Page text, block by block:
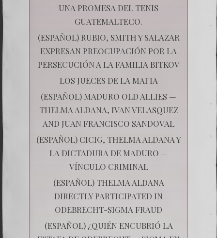
UNA PROMESA DEL TENIS
GUATEMALTECO.
(ESPAÑOL) RUBIO, SMITH Y SALAZAR
EXPRESAN PREOCUPACIÓN POR LA
PERSECUCIÓN A LA FAMILIA BITKOV
LOS JUECES DE LA MAFIA
(ESPAÑOL) MADURO OLD ALLIES —
THELMA ALDANA, IVAN VELASQUEZ
AND JUAN FRANCISCO SANDOVAL
(ESPAÑOL) CICIG, THELMA ALDANA Y
LA DICTADURA DE MADURO —
VÍNCULO CRIMINAL
(ESPAÑOL) THELMA ALDANA
DIRECTLY PARTICIPATED IN
ODEBRECHT-SIGMA FRAUD
(ESPAÑOL) ¿QUIÉN ENCUBRIÓ LA